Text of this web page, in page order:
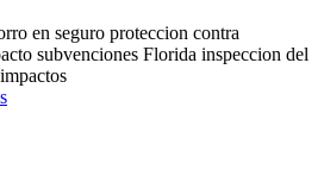
en seguro proteccion contra
subvenciones Florida inspeccion del